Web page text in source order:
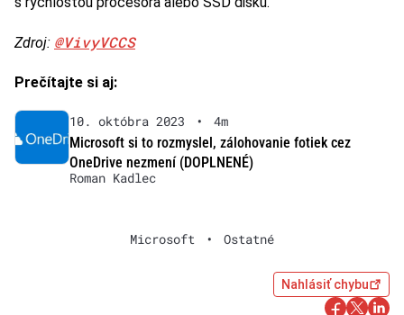
Zdroj: @VivyVCCS
Prečítajte si aj:
10. októbra 2023 •
4m
Microsoft si to rozmyslel, zálohovanie fotiek cez
OneDrive nezmení (DOPLNENÉ)
Roman Kadlec
Microsoft • Ostatné
Nahlásiť chybu